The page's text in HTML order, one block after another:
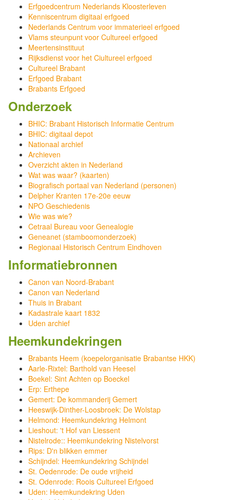
Erfgoedcentrum Nederlands Kloosterleven
Kenniscentrum digitaal erfgoed
Nederlands Centrum voor immaterieel erfgoed
Vlams steunpunt voor Cultureel erfgoed
Meertensinstituut
Rijksdienst voor het Ciultureel erfgoed
Cultureel Brabant
Erfgoed Brabant
Brabants Erfgoed
Onderzoek
BHIC: Brabant Historisch Informatie Centrum
BHIC: digitaal depot
Nationaal archief
Archieven
Overzicht akten in Nederland
Wat was waar? (kaarten)
Biografisch portaal van Nederland (personen)
Delpher Kranten 17e-20e eeuw
NPO Geschiedenis
Wie was wie?
Cetraal Bureau voor Genealogie
Geneanet (stamboomonderzoek)
Regionaal Historisch Centrum Eindhoven
Informatiebronnen
Canon van Noord-Brabant
Canon van Nederland
Thuis in Brabant
Kadastrale kaart 1832
Uden archief
Heemkundekringen
Brabants Heem (koepelorganisatie Brabantse HKK)
Aarle-Rixtel: Barthold van Heesel
Boekel: Sint Achten op Boeckel
Erp: Erthepe
Gemert: De kommanderij Gemert
Heeswijk-Dinther-Loosbroek: De Wolstap
Helmond: Heemkundekring Helmont
Lieshout: 't Hof van Liessent
Nistelrode:: Heemkundekring Nistelvorst
Rips: D'n blikken emmer
Schijndel: Heemkundekring Schijndel
St. Oedenrode: De oude vrijheid
St. Odenrode: Roois Cultureel Erfgoed
Uden: Heemkundekring Uden